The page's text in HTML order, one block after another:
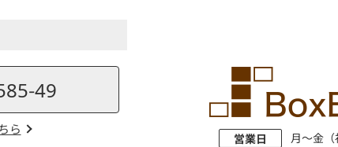
49
ら
営業日
月～金（